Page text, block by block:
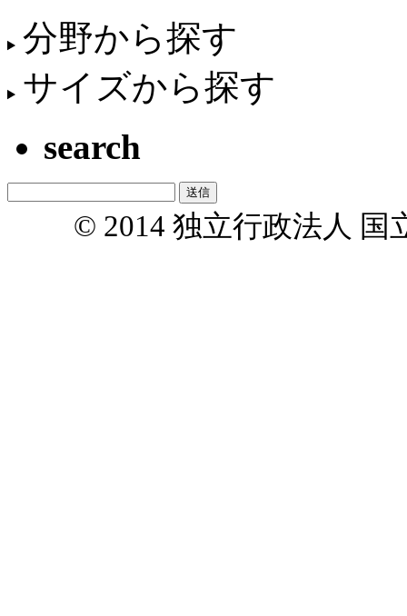
分野から探す
サイズから探す
search
© 2014 独立行政法人 国